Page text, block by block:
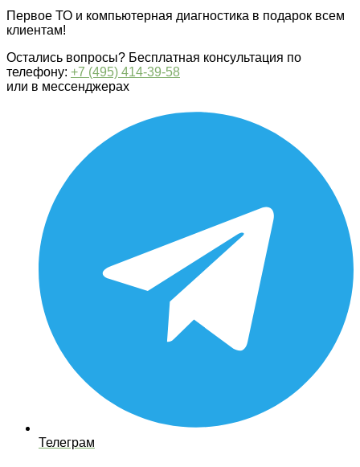
Первое ТО и компьютерная диагностика в подарок всем
клиентам!
Остались вопросы? Бесплатная консультация по
телефону: +7 (495) 414-39-58
или в мессенджерах
Телеграм